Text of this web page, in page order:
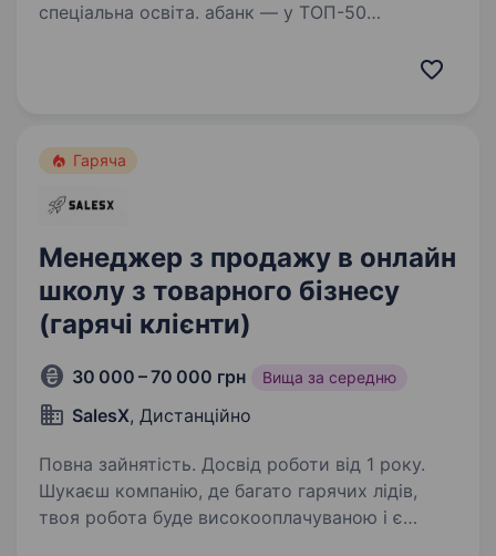
спеціальна освіта. aбанк — у ТОП-50
надсилай резюме просто зараз!
Ми пропонуємо:…
Гаряча
Менеджер з продажу в онлайн
школу з товарного бізнесу
(гарячі клієнти)
30 000 – 70 000 грн Вища за середню
SalesX, Дистанційно
Повна зайнятість. Досвід роботи від 1 року.
Шукаєш компанію, де багато гарячих лідів,
твоя робота буде високооплачуваною і є